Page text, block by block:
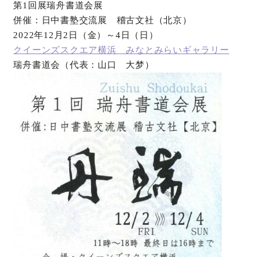
第1回展瑞舟書道会展
併催：日中書塾交流展 稽古文社（北京）
2022年12月2日（金）～4日（日）
クイーンズスクエア横浜 みなとみらいギャラリー
瑞舟書道会（代表：山口 大梦）